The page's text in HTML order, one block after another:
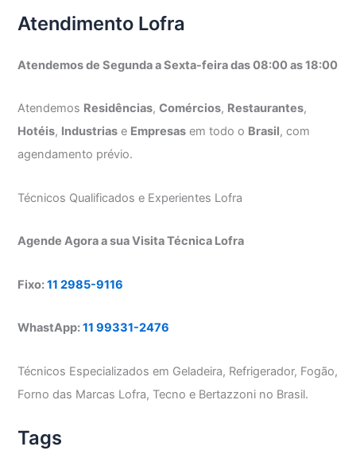
Atendimento Lofra
Atendemos de Segunda a Sexta-feira das 08:00 as 18:00
Atendemos Residências,Comércios, Restaurantes,
Hotéis, Industrias e Empresas em todo o Brasil, com
agendamento prévio.
Técnicos Qualificados e Experientes Lofra
Agende Agora a sua Visita Técnica Lofra
Fixo:11 2985-9116
WhastApp:11 99331-2476
Técnicos Especializados em Geladeira, Refrigerador, Fogão,
Forno das Marcas Lofra, Tecno e Bertazzoni no Brasil.
Tags